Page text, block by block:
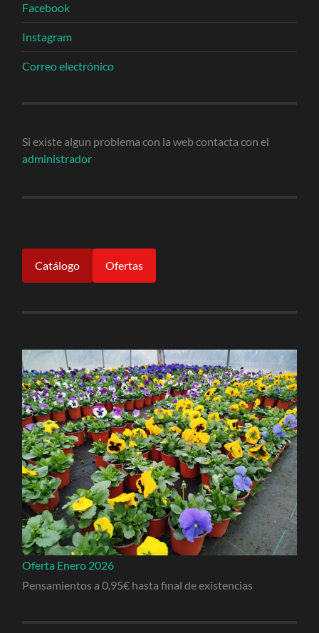
Facebook
Instagram
Correo electrónico
Si existe algun problema con la web contacta con el
administrador
Catálogo Ofertas
Oferta Enero 2026
Pensamientos a 0,95€ hasta final de existencias